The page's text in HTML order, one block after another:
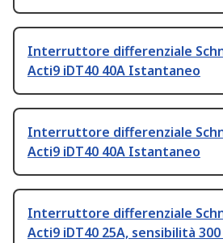
Interruttore differenziale
Acti9 iDT40 40A Istantaneo
Interruttore differenziale
Acti9 iDT40 40A Istantaneo
Interruttore differenziale
Acti9 iDT40 25A, sensibilità